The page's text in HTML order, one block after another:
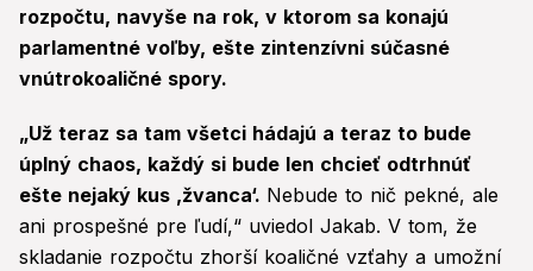
rozpočtu, navyše na rok, v ktorom sa konajú
parlamentné voľby, ešte zintenzívni súčasné
vnútrokoaličné spory.
„Už teraz sa tam všetci hádajú a teraz to bude
úplný chaos, každý si bude len chcieť odtrhnúť
ešte nejaký kus ‚žvanca‘. Nebude to nič pekné, ale
ani prospešné pre ľudí,“ uviedol Jakab. V tom, že
skladanie rozpočtu zhorší koaličné vzťahy a umožní